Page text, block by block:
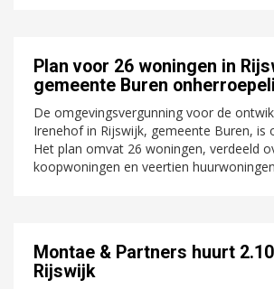
Plan voor 26 woningen in
gemeente Buren
De omgevingsvergunning voor de
Irenehof in Rijswijk, gemeente Buren, is
Het plan omvat 26 woningen, verdeeld
koopwoningen en veertien
Montae & Partners huurt
Rijswijk